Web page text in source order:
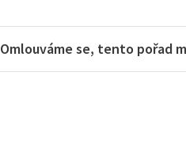
Omlouváme se, tento pořad